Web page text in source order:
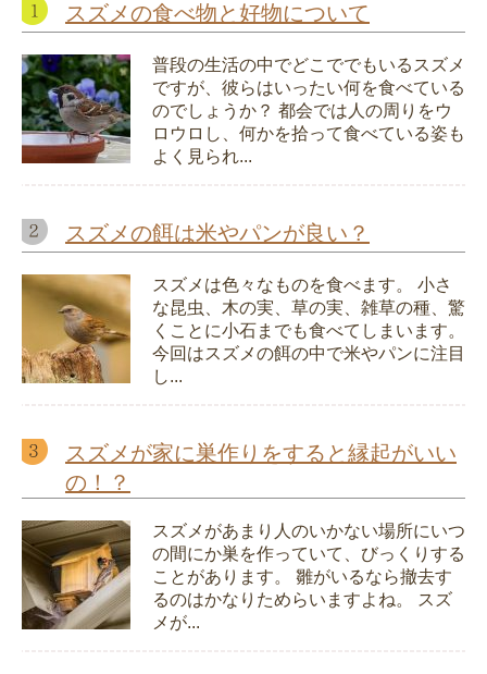
スズメの食べ物と好物について
普段の生活の中でどこででもいるスズメ
ですが、彼らはいったい何を食べている
のでしょうか？ 都会では人の周りをウ
ロウロし、何かを拾って食べている姿も
よく見られ...
スズメの餌は米やパンが良い？
スズメは色々なものを食べます。 小さ
な昆虫、木の実、草の実、雑草の種、驚
くことに小石までも食べてしまいます。
今回はスズメの餌の中で米やパンに注目
し...
スズメが家に巣作りをすると縁起がいい
の！？
スズメがあまり人のいかない場所にいつ
の間にか巣を作っていて、びっくりする
ことがあります。 雛がいるなら撤去す
るのはかなりためらいますよね。 スズ
メが...